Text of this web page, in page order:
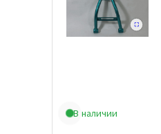
В наличии